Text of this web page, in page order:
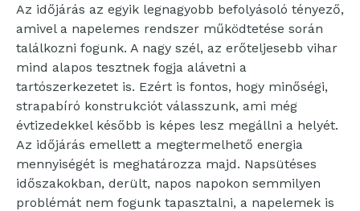
Az időjárás az egyik legnagyobb befolyásoló tényező,
amivel a napelemes rendszer működtetése során
találkozni fogunk. A nagy szél, az erőteljesebb vihar
mind alapos tesztnek fogja alávetni a
tartószerkezetet is. Ezért is fontos, hogy minőségi,
strapabíró konstrukciót válasszunk, ami még
évtizedekkel később is képes lesz megállni a helyét.
Az időjárás emellett a megtermelhető energia
mennyiségét is meghatározza majd. Napsütéses
időszakokban, derült, napos napokon semmilyen
problémát nem fogunk tapasztalni, a napelemek is